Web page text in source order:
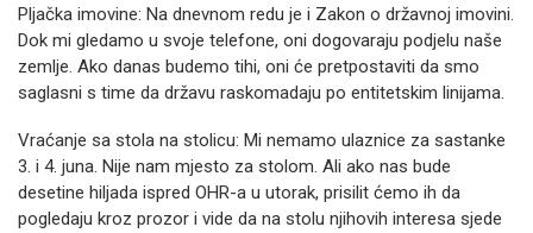
Pljačka imovine: Na dnevnom redu je i Zakon o državnoj imovini.
Dok mi gledamo u svoje telefone, oni dogovaraju podjelu naše
zemlje. Ako danas budemo tihi, oni će pretpostaviti da smo
saglasni s time da državu raskomadaju po entitetskim linijama.
Vraćanje sa stola na stolicu: Mi nemamo ulaznice za sastanke
3. i 4. juna. Nije nam mjesto za stolom. Ali ako nas bude
desetine hiljada ispred OHR-a u utorak, prisilit ćemo ih da
pogledaju kroz prozor i vide da na stolu njihovih interesa sjede